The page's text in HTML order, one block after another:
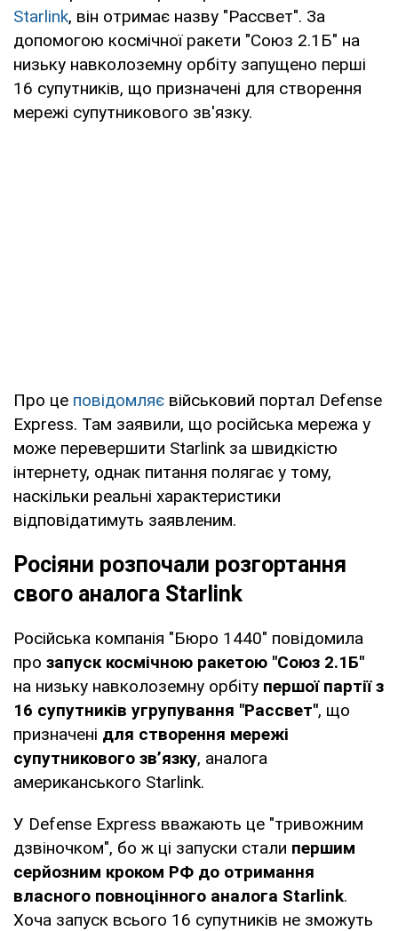
Starlink, він отримає назву "Рассвет". За
допомогою космічної ракети "Союз 2.1Б" на
низьку навколоземну орбіту запущено перші
16 супутників, що призначені для створення
мережі супутникового зв'язку.
Про це повідомляє військовий портал Defense
Express. Там заявили, що російська мережа у
може перевершити Starlink за швидкістю
інтернету, однак питання полягає у тому,
наскільки реальні характеристики
відповідатимуть заявленим.
Росіяни розпочали розгортання
свого аналога Starlink
Російська компанія "Бюро 1440" повідомила
про запуск космічною ракетою "Союз 2.1Б"
на низьку навколоземну орбіту першої партії з
16 супутників угрупування "Рассвет", що
призначені для створення мережі
супутникового зв’язку, аналога
американського Starlink.
У Defense Express вважають це "тривожним
дзвіночком", бо ж ці запуски стали першим
серйозним кроком РФ до отримання
власного повноцінного аналога Starlink.
Хоча запуск всього 16 супутників не зможуть